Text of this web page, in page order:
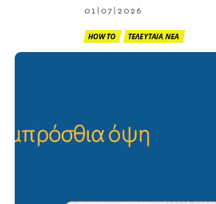
01|07|2026
HOW TO ΤΕΛΕΥΤΑΙΑ ΝΕΑ